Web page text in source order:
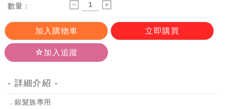
數量 :
加入購物車 立即購買
加入追蹤
- 詳細介紹 -
．銀髮族專用